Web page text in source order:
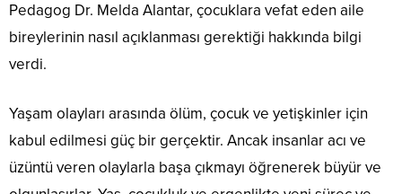
Pedagog Dr. Melda Alantar, çocuklara vefat eden aile
bireylerinin nasıl açıklanması gerektiği hakkında bilgi
verdi.
Yaşam olayları arasında ölüm, çocuk ve yetişkinler için
kabul edilmesi güç bir gerçektir. Ancak insanlar acı ve
üzüntü veren olaylarla başa çıkmayı öğrenerek büyür ve